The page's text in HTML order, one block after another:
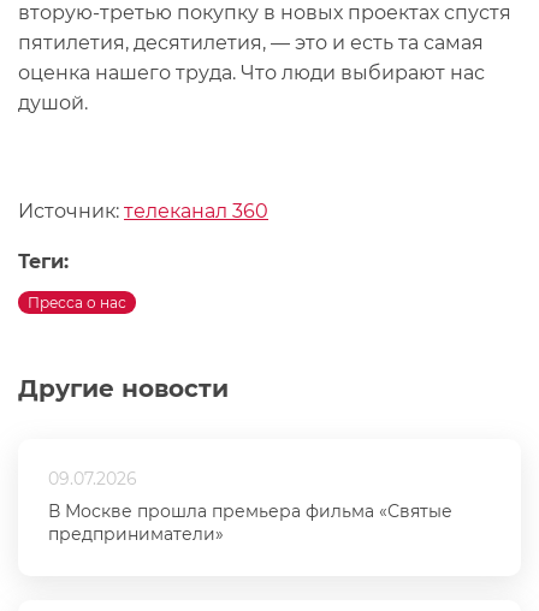
Другие новости
09.07.2026
В Москве прошла премьера фильма «Святые
предприниматели»
вторую-третью покупку в новых проектах спустя
пятилетия, десятилетия, — это и есть та самая
оценка нашего труда. Что люди выбирают нас
душой.
Источник: телеканал 360
Теги:
Пресса о нас